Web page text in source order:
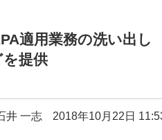
適用業務の洗い出し
提供
井 一志 2018年10月22日